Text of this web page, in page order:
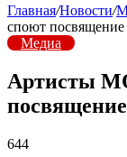
Главная/Новости/
споют
Медиа
Артисты
644